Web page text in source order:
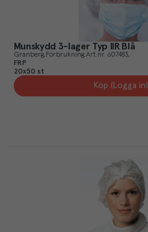
Munskydd 3-lager Typ IIR Blå
Granberg Förbrukning Art.nr. 607483
FRP
20x50 st
Köp (Logga in)